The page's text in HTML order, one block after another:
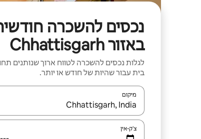
נכסים להשכרה
באזור Chhattisgarh
לגלות נכסים להשכרה לטווח ארוך שנותנים
בית עבור שהיות של חודש או יותר.
מיקום
כאשר התוצאות יהיו זמינות, יש לנווט עם מקשי
צ'ק-אין